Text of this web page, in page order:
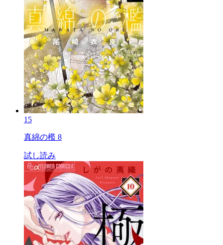
15
真綿の檻 8
試し読み